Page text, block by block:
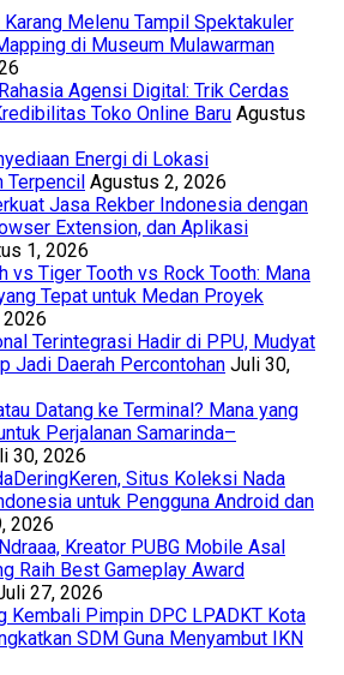
Melenu Tampil Spektakuler
di Museum Mulawarman
Agensi Digital: Trik Cerdas
Toko Online Baru Agustus
Energi di Lokasi
Terpencil Agustus 2, 2026
Jasa Rekber Indonesia dengan
Extension, dan Aplikasi
1, 2026
vs Tiger Tooth vs Rock Tooth: Mana
Tepat untuk Medan Proyek
Terintegrasi Hadir di PPU, Mudyat
Jadi Daerah Percontohan Juli 30,
Datang ke Terminal? Mana yang
Perjalanan Samarinda–
30, 2026
Situs Koleksi Nada
untuk Pengguna Android dan
2026
Kreator PUBG Mobile Asal
Raih Best Gameplay Award
27, 2026
Kembali Pimpin DPC LPADKT Kota
SDM Guna Menyambut IKN